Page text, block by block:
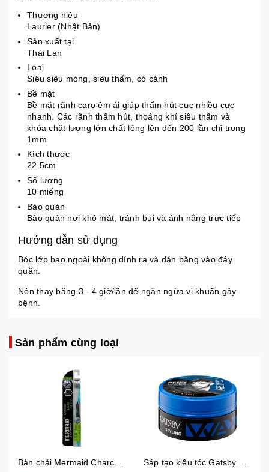
Thương hiệu
Laurier (Nhật Bản)
Sản xuất tại
Thái Lan
Loại
Siêu siêu mỏng, siêu thấm, có cánh
Bề mặt
Bề mặt rãnh caro êm ái giúp thấm hút cực nhiều cực
nhanh. Các rãnh thấm hút, thoáng khí siêu thấm và
khóa chặt lượng lớn chất lỏng lên đến 200 lần chỉ trong
1mm
Kích thước
22.5cm
Số lượng
10 miếng
Bảo quản
Bảo quản nơi khô mát, tránh bụi và ánh nắng trực tiếp
Hướng dẫn sử dụng
Bóc lớp bao ngoài không dính ra và dán băng vào đáy
quần.
Nên thay băng 3 - 4 giờ/lần để ngăn ngừa vi khuẩn gây
bệnh.
Sản phẩm cùng loại